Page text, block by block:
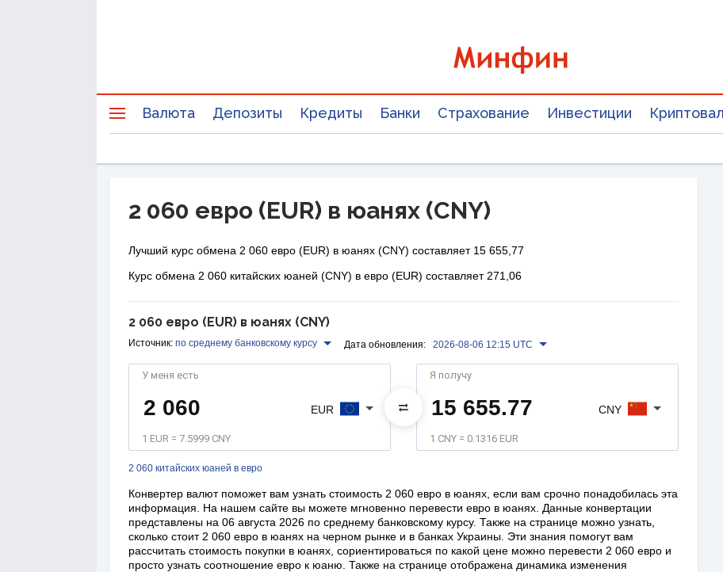
Валюта Депозиты Кредиты Банки Страхование Инвестиции
2 060 евро (EUR) в юанях (CNY)
Лучший курс обмена 2 060 евро (EUR) в юанях (CNY) составляет 15 655,77
Курс обмена 2 060 китайских юаней (CNY) в евро (EUR) составляет 271,06
2 060 евро (EUR) в юанях (CNY)
Источник: по среднему банковскому курсу Дата обновления: 2026-08-06 12:15 UTC
2 060 китайских юаней в евро
У меня есть
1 EUR = 7.5999 CNY
EUR
Я получу
1 CNY = 0.1316 EUR
CNY
Конвертер валют поможет вам узнать стоимость 2 060 евро в юанях, если вам срочно понадобилась эта
информация. На нашем сайте вы можете мгновенно перевести евро в юанях. Данные конвертации
представлены на 06 августа 2026 по среднему банковскому курсу. Также на странице можно узнать,
сколько стоит 2 060 евро в юанях на черном рынке и в банках Украины. Эти знания помогут вам
рассчитать стоимость покупки в юанях, сориентироваться по какой цене можно перевести 2 060 евро и
просто узнать соотношение евро к юаню. Также на странице отображена динамика изменения